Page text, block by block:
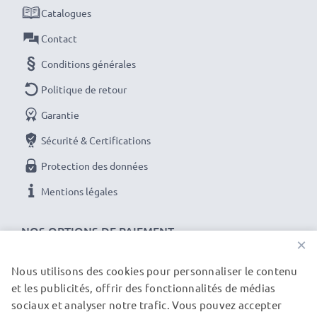
Chaque batterie CELLONIC est soumise à des tests
stricts pour garantir des performances élevées et
une alimentation durable. Commandez maintenant
NOS OPTIONS DE PAIEMENT
Catalogues
Contact
Conditions générales
Politique de retour
Garantie
Sécurité & Certifications
Protection des données
Mentions légales
NOS PARTENAIRES DE LIVRAISON
×
Nous utilisons des cookies pour personnaliser le contenu
et les publicités, offrir des fonctionnalités de médias
sociaux et analyser notre trafic. Vous pouvez accepter